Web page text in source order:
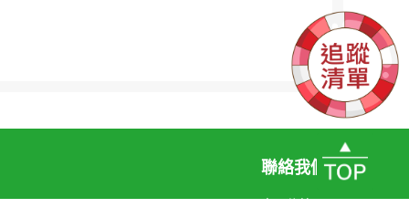
聯絡我們
客服信箱